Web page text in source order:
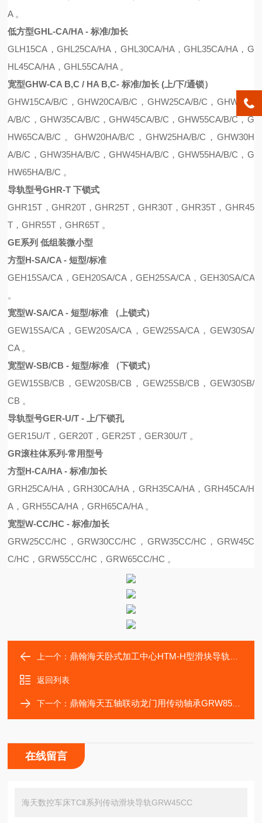
A。
低方型GHL-CA/HA - 标准/加长
GL H15CA ， GHL 25CA/HA， GHL 30CA/HA，GHL35CA/HA ， G
HL45CA/HA ，GHL 55CA/HA。
宽型GHW-CA B,C / HA B,C- 标准/加长 (上/下/通锁）
GHW15CA/B/C ，GHW20CA/B/C ， GHW25CA/B/C ， GHW30C
A/B/C ， GHW35CA/B/C ， GHW45CA/B/C ，GHW55CA/B/C，G
HW65CA/B/C 。GHW20HA/B/C ， GHW25HA/B/C， GHW30H
A/B/C ， GHW35HA/B/C ， GHW45HA/B/C，GHW55HA/B/C ， G
HW65HA/B/C 。
导轨型号GHR-T 下锁式
GHR15T，GHR20T，GHR25T，GHR30T，GHR35T，GHR45
T，GHR55T，GHR65T 。
GE系列 低组装微小型
方型H-SA/CA - 短型/标准
GEH15SA/CA ， GEH20SA/CA，GEH25SA/CA ， GEH30SA/CA
。
宽型W-SA/CA - 短型/标准 （上锁式）
GEW15SA/CA ，GEW20SA/CA ， GEW25SA/CA， GEW30SA/
CA。
宽型W-SB/CB - 短型/标准 （下锁式）
GEW15SB/CB ，GEW20SB/CB ， GEW25SB/CB ， GEW30SB/
CB 。
导轨型号GER-U/T - 上/下锁孔
GER15U/T，GER20T，GER25T，GER30U/T 。
GR滚柱体系列-常用型号
方型H-CA/HA - 标准/加长
GRH25CA/HA ，GRH30CA/HA ， GRH35CA/HA， GRH45CA/H
A ，GRH55CA/HA ，GRH65CA/HA。
宽型W-CC/HC - 标准/加长
GRW25CC/HC，GRW30CC/HC ， GRW35CC/HC ， GRW45C
C/HC，GRW55CC/HC ，GRW65CC/HC 。
上一个： 鼎翰海天卧式加工中心HTM‑H型滑块导轨GRW55HC
返回列表
下一个： 鼎翰海天五轴联动龙门用传动轴承GRW85HC滑块
在线留言